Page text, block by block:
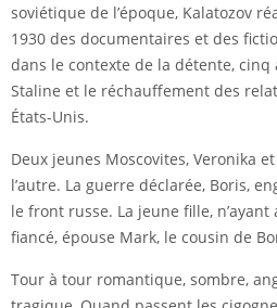
soviétique de l’époque, Kalatozov
1930 des documentaires et des
dans le contexte de la détente, cinq
Staline et le réchauffement des
États-Unis.
Deux jeunes Moscovites, Veronika
l’autre. La guerre déclarée, Boris,
le front russe. La jeune fille,
fiancé, épouse Mark, le cousin de
Tour à tour romantique, sombre,